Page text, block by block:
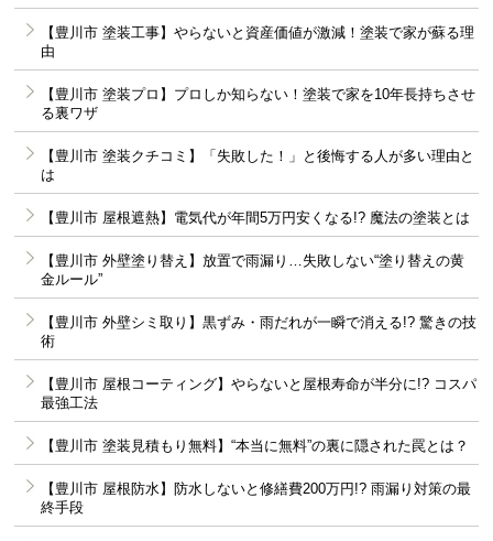
【豊川市 塗装工事】やらないと資産価値が激減！塗装で家が蘇る理
由
【豊川市 塗装プロ】プロしか知らない！塗装で家を10年長持ちさせ
る裏ワザ
【豊川市 塗装クチコミ】「失敗した！」と後悔する人が多い理由と
は
【豊川市 屋根遮熱】電気代が年間5万円安くなる!? 魔法の塗装とは
【豊川市 外壁塗り替え】放置で雨漏り…失敗しない“塗り替えの黄
金ルール”
【豊川市 外壁シミ取り】黒ずみ・雨だれが一瞬で消える!? 驚きの技
術
【豊川市 屋根コーティング】やらないと屋根寿命が半分に!? コスパ
最強工法
【豊川市 塗装見積もり無料】“本当に無料”の裏に隠された罠とは？
【豊川市 屋根防水】防水しないと修繕費200万円!? 雨漏り対策の最
終手段